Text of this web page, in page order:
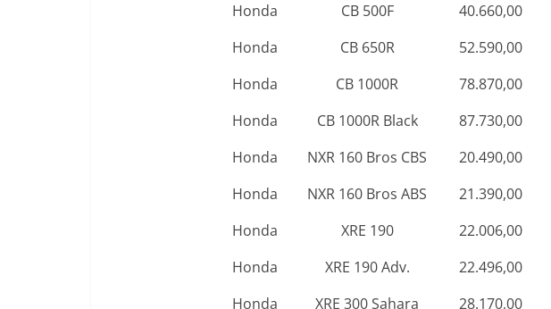
Honda
CB 500F 40.660,00
Honda
CB 650R 52.590,00
Honda
CB 1000R 78.870,00
Honda
CB 1000R Black 87.730,00
Honda
NXR 160 Bros CBS 20.490,00
Honda
NXR 160 Bros ABS 21.390,00
Honda
XRE 190 22.006,00
Honda
XRE 190 Adv. 22.496,00
Honda
XRE 300 Sahara 28.170,00